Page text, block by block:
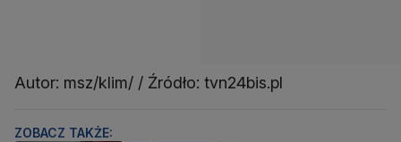
Autor: msz/klim/ / Źródło: tvn24bis.pl
ZOBACZ TAKŻE: